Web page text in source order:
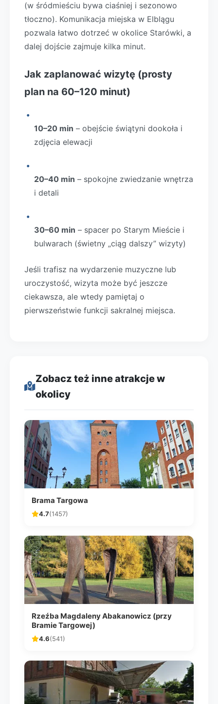
(w śródmieściu bywa ciaśniej i sezonowo
tłoczno). Komunikacja miejska w Elblągu
pozwala łatwo dotrzeć w okolice Starówki, a
dalej dojście zajmuje kilka minut.
Jak zaplanować wizytę (prosty
plan na 60–120 minut)
10–20 min – obejście świątyni dookoła i
zdjęcia elewacji
20–40 min – spokojne zwiedzanie wnętrza
i detali
30–60 min – spacer po Starym Mieście i
bulwarach (świetny „ciąg dalszy” wizyty)
Jeśli trafisz na wydarzenie muzyczne lub
uroczystość, wizyta może być jeszcze
ciekawsza, ale wtedy pamiętaj o
pierwszeństwie funkcji sakralnej miejsca.
Zobacz też inne atrakcje w
okolicy
Brama Targowa
4.7(1457)
Rzeźba Magdaleny Abakanowicz (przy
Bramie Targowej)
4.6(541)